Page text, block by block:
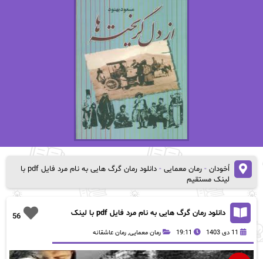
اُخودان- رمان معمایی-
دانلود رمان گرگ هایی به نام مرد فایل pdf با
لینک مستقیم
56
دانلود رمان گرگ هایی به نام مرد فایل pdf با لینک
11 دی 1403 19:11 رمان معمایی, رمان عاشقانه